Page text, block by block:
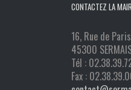
CONTACTEZ LA
16, Rue de Paris
45300
Tél :
Fax :